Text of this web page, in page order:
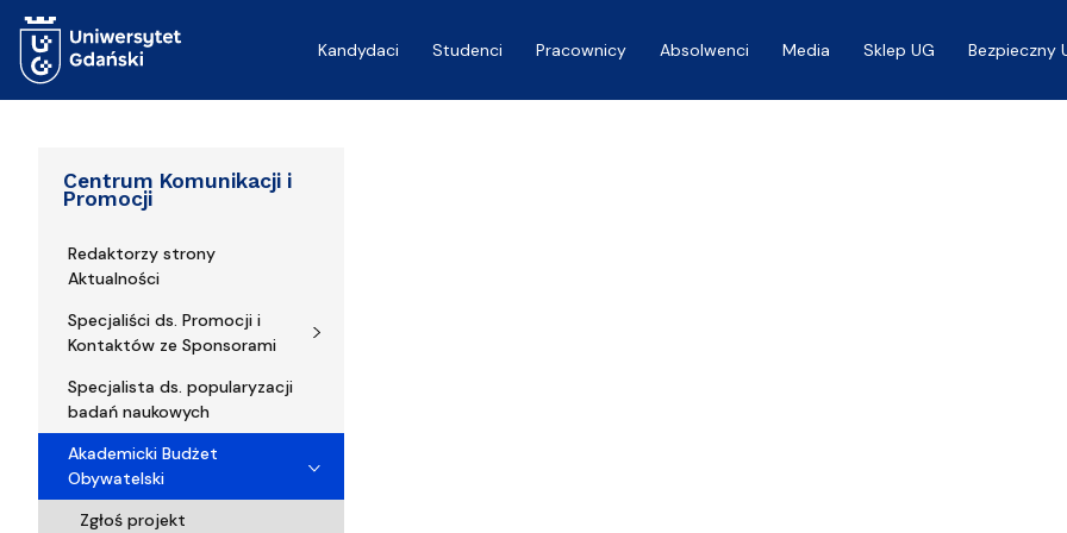
Kandydaci
Studenci Pracownicy Absolwenci Media Sklep UG Bezpieczny
Centrum Komunikacji i
Promocji
Redaktorzy strony
Aktualności
Specjaliści ds. Promocji i
Kontaktów ze Sponsorami
Specjalista ds. popularyzacji
badań naukowych
Akademicki Budżet
Obywatelski
Zgłoś projekt